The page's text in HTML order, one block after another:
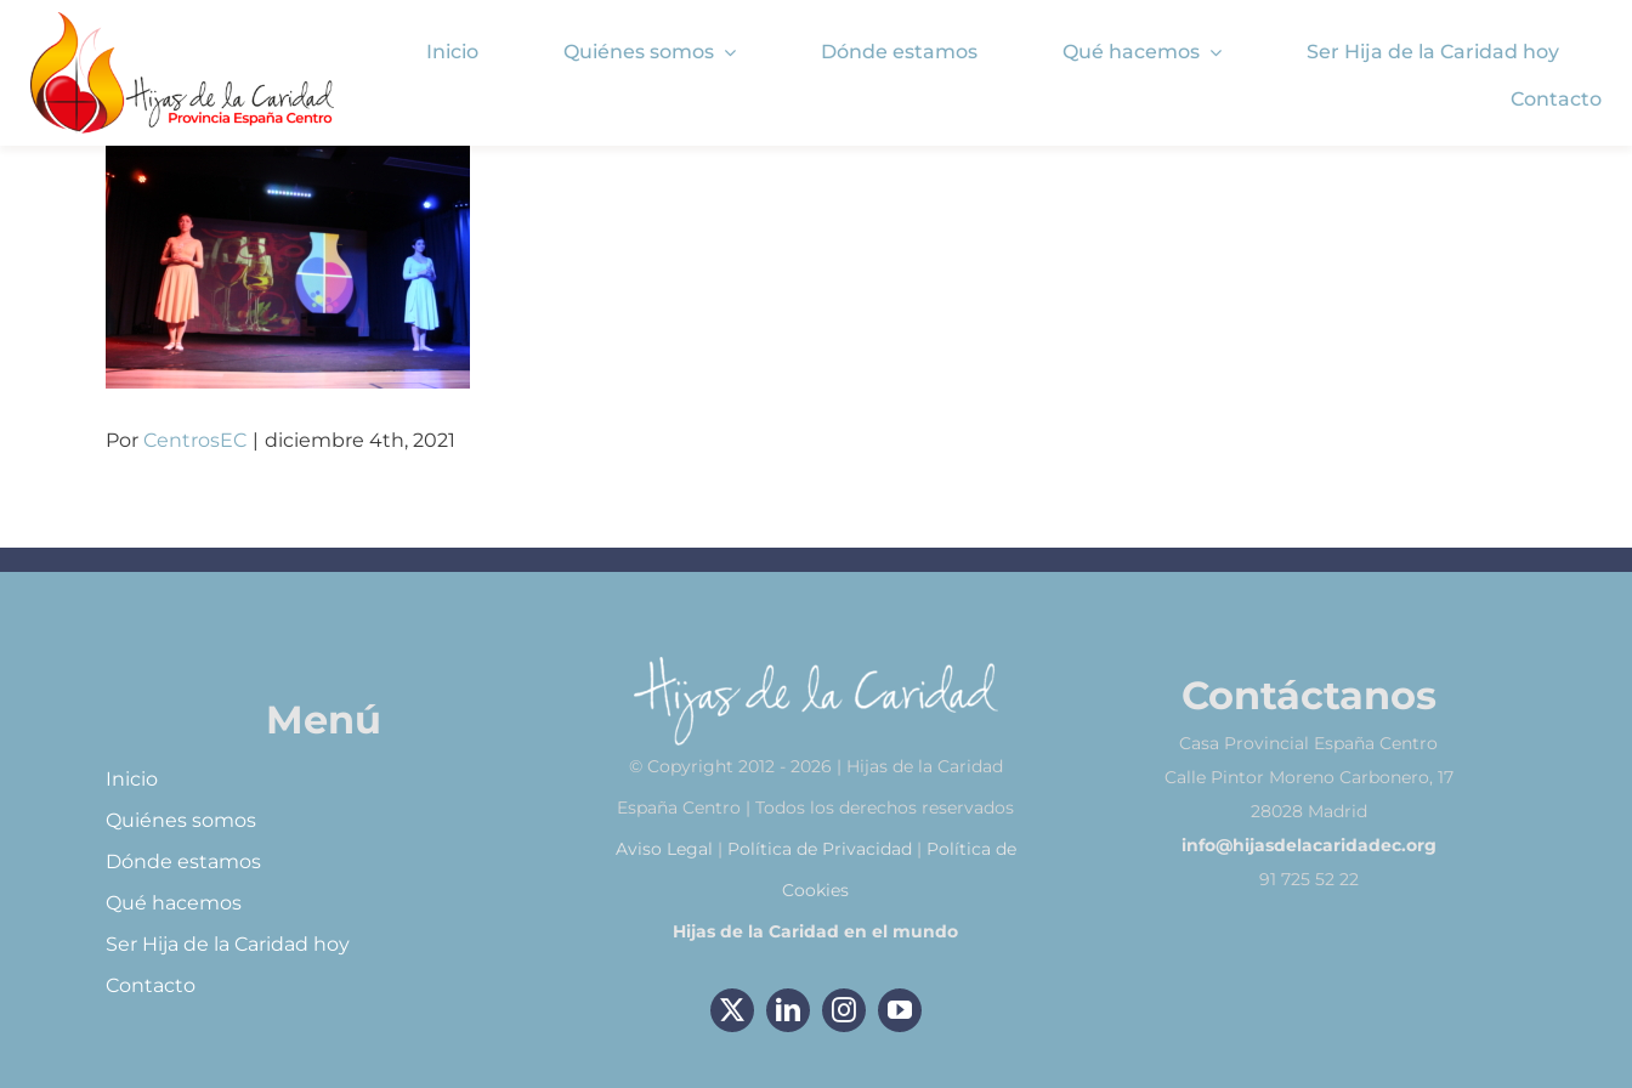
Saltar
contenido
Inicio Quiénes somos Dónde estamos Qué hacemos Ser Hija de la Caridad hoy
Contacto
Por CentrosEC | diciembre 4th, 2021
Menú
Inicio
Quiénes somos
Dónde estamos
Qué hacemos
Ser Hija de la Caridad hoy
Contacto
© Copyright 2012 - 2026 | Hijas de la Caridad
España Centro | Todos los derechos reservados
Aviso Legal | Política de Privacidad | Política de
Cookies
Hijas de la Caridad en el mundo
Contáctanos
Casa Provincial España Centro
Calle Pintor Moreno Carbonero, 17
28028 Madrid
info@hijasdelacaridadec.org
91 725 52 22